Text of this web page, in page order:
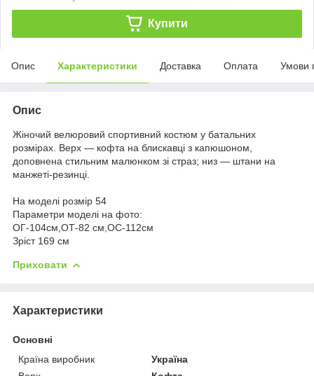
Купити
Опис Характеристики Доставка Оплата Умови
Опис
Жіночий велюровий спортивний костюм у батальних
розмірах. Верх — кофта на блискавці з капюшоном,
доповнена стильним малюнком зі страз; низ — штани на
манжеті-резинці.
На моделі розмір 54
Параметри моделі на фото:
ОГ-104см,ОТ-82 см,ОС-112см
Зріст 169 см
Приховати
Характеристики
Основні
Країна виробник
Україна